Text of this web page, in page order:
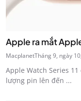
Apple ra mắt
MacplanetTháng 9, ngày
Apple Watch Series
lượng pin lên đến ...